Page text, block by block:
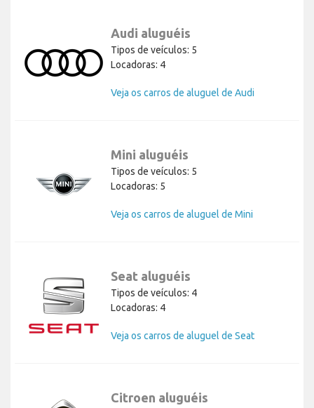
Audi aluguéis
Tipos de veículos: 5
Locadoras: 4
Veja os carros de aluguel de Audi
Mini aluguéis
Tipos de veículos: 5
Locadoras: 5
Veja os carros de aluguel de Mini
Seat aluguéis
Tipos de veículos: 4
Locadoras: 4
Veja os carros de aluguel de Seat
Citroen aluguéis